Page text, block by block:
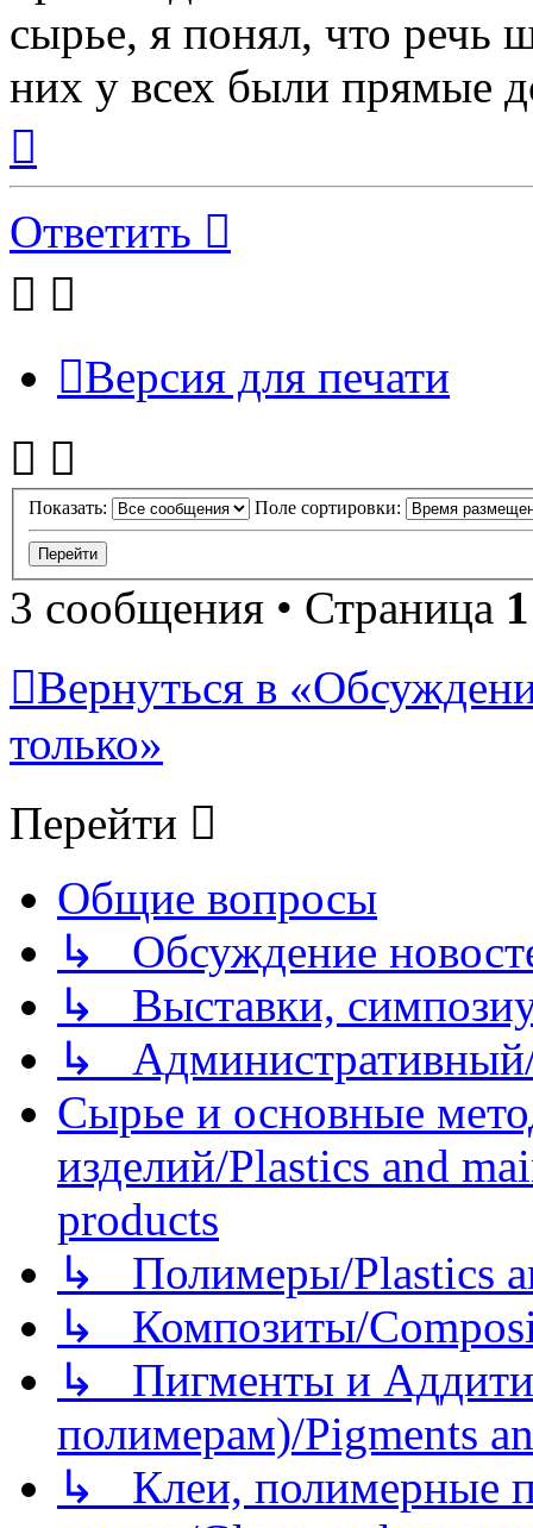
сырье, я понял, что речь
них у всех были прямые
началу
Ответить
Версия для печати
Показать: Поле сортировки:
3 сообщения • Страница 1
Вернуться в
только»
Перейти
Общие вопросы
↳ Обсуждение
↳ Выставки,
↳
Сырье и основные
изделий/Plastics and
products
↳ Полимеры/Plastics
↳ Композиты/
↳ Пигменты и
полимерам)/Pigments
↳ Клеи, полимерные